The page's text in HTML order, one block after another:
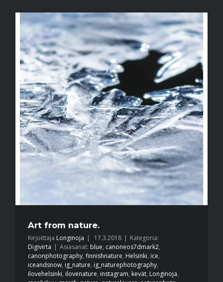
Art from nature.
Kirjoittaja Longinoja 17.3.2018
Kategoria:
Digivirta
Asiasanat: blue, canoneos7dmark2,
canonphotography, finnishnature, Helsinki, ice,
iceandsnow, ig_nature, ig_naturephotography,
ilovehelsinki, ilovenature, instagram, kevät, Longinoja,